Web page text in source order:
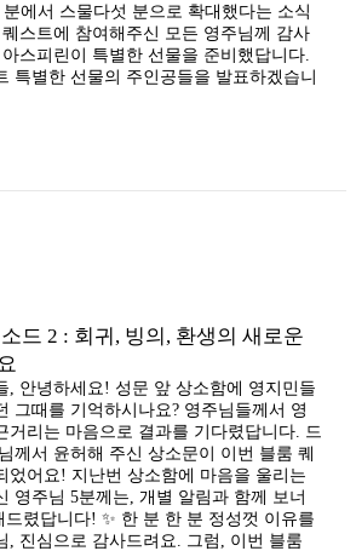
에서 스물다섯 분으로 확대했다는 소식
스트에 참여해주신 모든 영주님께 감사
스피린이 특별한 선물을 준비했답니다.
특별한 선물의 주인공들을 발표하겠습니
드 2 : 회귀, 빙의, 환생의 새로운
, 안녕하세요! 성문 앞 상소함에 영지민들
그때를 기억하시나요? 영주님들께서 영
거리는 마음으로 결과를 기다렸답니다. 드
께서 윤허해 주신 상소문이 이번 블룸 퀘
었어요! 지난번 상소함에 마음을 울리는
영주님 5분께는, 개별 알림과 함께 보너
드렸답니다! ✨ 한 분 한 분 정성껏 이유를
, 진심으로 감사드려요. 그럼, 이번 블룸